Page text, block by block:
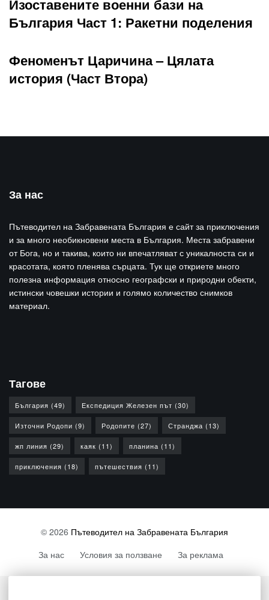
Изоставените военни бази на
България Част 1: Ракетни поделения
Феноменът Царичина – Цялата
история (Част Втора)
За нас
Пътеводител на Забравената България е сайт за приключения
и за много необикновени места в България. Места забравени
от Бога, но и такива, които ни впечатляват с уникалноста си и
красотата, която пленява сърцата. Тук ще откриете много
полезна информация относно географски и природни обекти,
истински човешки истории и голямо количество снимков
материал.
Тагове
България (49) Експедиция Железен път (30)
Източни Родопи (9) Родопите (27) Странджа (13)
жп линия (29) каяк (11) планина (11)
приключения (18) пътешествия (11)
© 2026 Пътеводител на Забравената България
За нас
Условия за ползване За реклама